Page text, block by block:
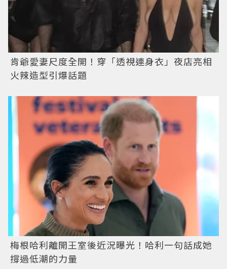
肯爺愛妻尺度全開！穿「透視連身衣」夜店亮相
火辣造型引爆話題
梅根哈利離開王室後近況曝光！哈利一句話成她
撐過低潮的力量